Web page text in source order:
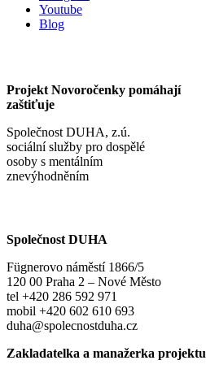
Youtube
Blog
Projekt Novoročenky pomáhají
zaštiťuje
Společnost DUHA, z.ú.
sociální služby pro dospělé
osoby s mentálním
znevýhodněním
Společnost DUHA
Fügnerovo náměstí 1866/5
120 00 Praha 2 – Nové Město
tel +420 286 592 971
mobil +420 602 610 693
duha@spolecnostduha.cz
Zakladatelka a manažerka projektu